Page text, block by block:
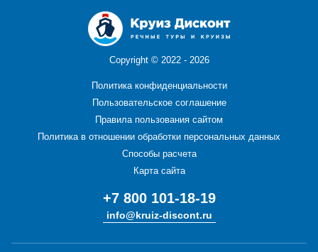
Copyright © 2022 - 2026
Политика конфиденциальности
Пользовательское соглашение
Правила пользования сайтом
Политика в отношении обработки персональных данных
Способы расчета
Карта сайта
+7 800 101-18-19
info@kruiz-discont.ru